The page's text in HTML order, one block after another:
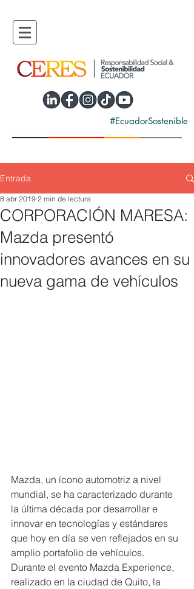
#EcuadorSostenible
Entrada
CORPORACIÓN MARESA:
Mazda presentó
innovadores avances en su
nueva gama de vehículos
8 abr 2019 2 min de lectura
Mazda, un ícono automotriz a nivel
mundial, se ha caracterizado durante
la última década por desarrollar e
innovar en tecnologías y estándares
que hoy en día se ven reflejados en su
amplio portafolio de vehículos.
Durante el evento Mazda Experience,
realizado en la ciudad de Quito, la